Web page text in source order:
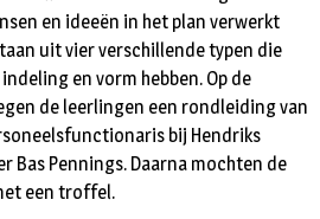
en ideeën in het plan verwerkt
uit vier verschillende typen die
en vorm hebben. Op de
de leerlingen een rondleiding van
bij Hendriks
Bas Pennings. Daarna mochten de
een troffel.